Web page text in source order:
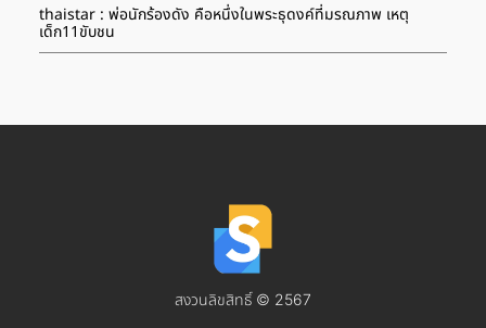
thaistar : พ่อนักร้องดัง คือหนึ่งในพระธุดงค์ที่มรณภาพ เหตุ
เด็ก11ขับชน
สงวนลิขสิทธิ์ © 2567